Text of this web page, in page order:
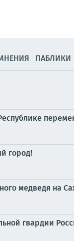
ПАБЛИКИ
город!
медведя на
гвардии